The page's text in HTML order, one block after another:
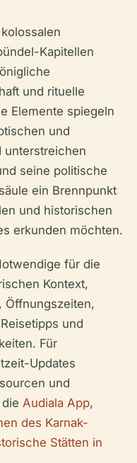
Kapitellen
und rituelle
Elemente spiegeln
und
unterstreichen
seine politische
ein Brennpunkt
und historischen
erkunden möchten.
für die
Kontext,
Öffnungszeiten,
und
Für
Updates
und
Audiala App,
des Karnak-
Stätten in